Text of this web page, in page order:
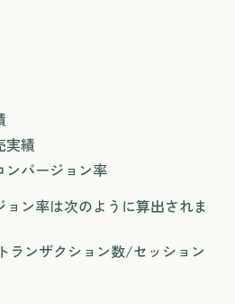
実績
ンバージョン率
ン率は次のように算出されま
ランザクション数/セッション